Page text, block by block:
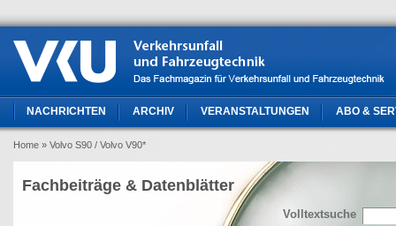
NACHRICHTEN ARCHIV VERANSTALTUNGEN ABO &
Home » Volvo S90 / Volvo V90*
Volltextsuche
Fachbeiträge & Datenblätter